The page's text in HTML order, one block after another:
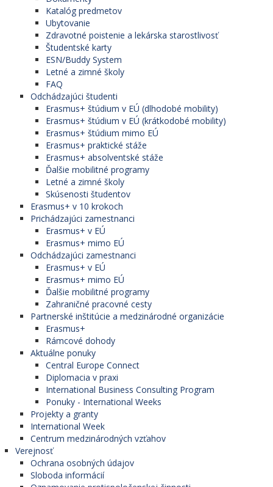
Katalóg predmetov
Ubytovanie
Zdravotné poistenie a lekárska starostlivosť
Študentské karty
ESN/Buddy System
Letné a zimné školy
FAQ
Odchádzajúci študenti
Erasmus+ štúdium v EÚ (dlhodobé mobility)
Erasmus+ štúdium v EÚ (krátkodobé mobility)
Erasmus+ štúdium mimo EÚ
Erasmus+ praktické stáže
Erasmus+ absolventské stáže
Ďalšie mobilitné programy
Letné a zimné školy
Skúsenosti študentov
Erasmus+ v 10 krokoch
Prichádzajúci zamestnanci
Erasmus+ v EÚ
Erasmus+ mimo EÚ
Odchádzajúci zamestnanci
Erasmus+ v EÚ
Erasmus+ mimo EÚ
Ďalšie mobilitné programy
Zahraničné pracovné cesty
Partnerské inštitúcie a medzinárodné organizácie
Erasmus+
Rámcové dohody
Aktuálne ponuky
Central Europe Connect
Diplomacia v praxi
International Business Consulting Program
Ponuky - International Weeks
Projekty a granty
International Week
Centrum medzinárodných vzťahov
Verejnosť
Ochrana osobných údajov
Sloboda informácií